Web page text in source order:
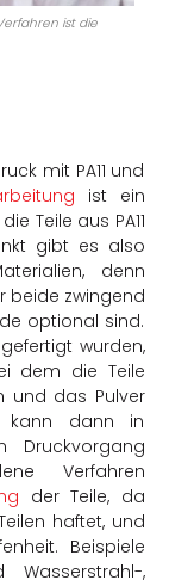
ist die
mit PA11 und
ist ein
Teile aus PA11
gibt es also
denn
beide zwingend
optional sind.
gefertigt wurden,
dem die Teile
und das Pulver
kann dann in
Druckvorgang
Verfahren
der Teile, da
haftet, und
Beispiele
,